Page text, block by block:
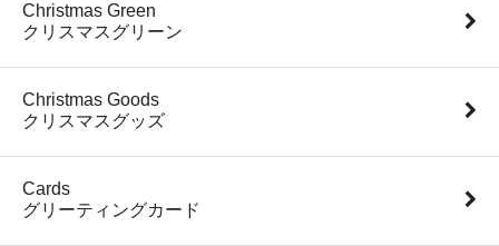
Christmas Green
クリスマスグリーン
Christmas Goods
クリスマスグッズ
Cards
グリーティングカード